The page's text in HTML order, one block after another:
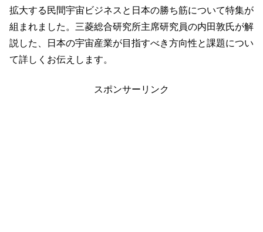
拡大する民間宇宙ビジネスと日本の勝ち筋について特集が
組まれました。三菱総合研究所主席研究員の内田敦氏が解
説した、日本の宇宙産業が目指すべき方向性と課題につい
て詳しくお伝えします。
スポンサーリンク